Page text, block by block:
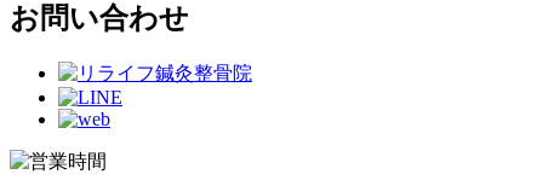
お問い合わせ